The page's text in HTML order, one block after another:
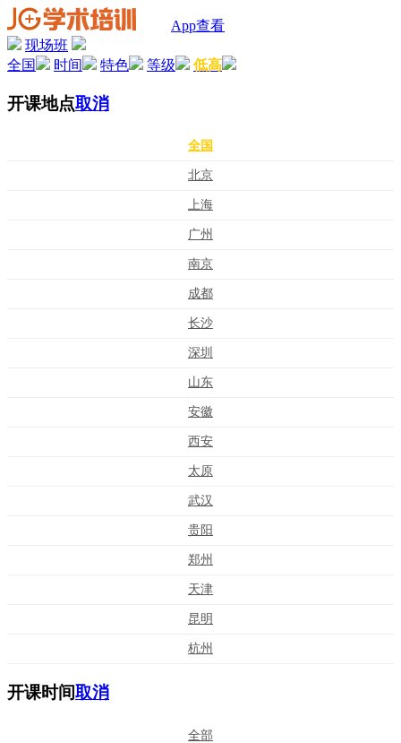
App查看
现场班
全国
时间 特色 等级 低高
开课地点取消
全国
北京
上海
广州
南京
成都
长沙
深圳
山东
安徽
西安
太原
武汉
贵阳
郑州
天津
昆明
杭州
开课时间取消
全部